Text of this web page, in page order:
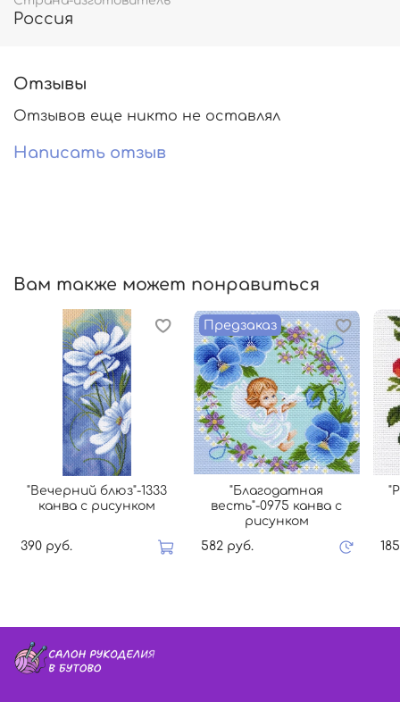
Россия
Отзывы
Отзывов еще никто не оставлял
Написать отзыв
Вам также может понравиться
"Вечерний блюз"-1333
канва с рисунком
390 руб.
Предзаказ
"Благодатная
весть"-0975 канва с
рисунком
582 руб.